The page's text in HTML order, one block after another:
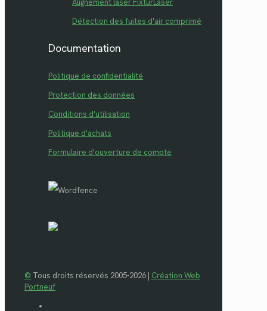
Détection des fuites d'air comprimé
Documentation
Politique de confidentialité
Protection des données
Conditions d'utilisation
Politique d'achats
Formulaire d'ouverture de compte
© Tous droits réservés 2005-2026 | Création Web
Portneuf